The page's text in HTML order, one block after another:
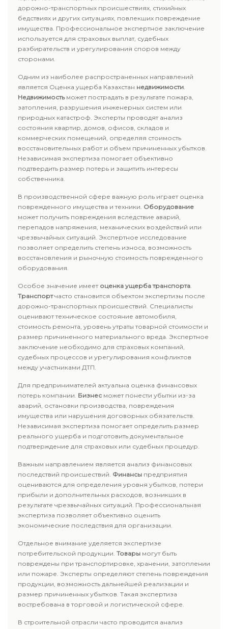
дорожно-транспортных происшествиях, стихийных
бедствиях и других ситуациях, повлекших повреждение
имущества. Профессиональное экспертное заключение
используется для страховых выплат, судебных
разбирательств и урегулирования споров между
сторонами.
Одним из наиболее распространенных направлений
является Оценка ущерба Казахстан недвижимости.
Недвижимостьможет пострадать в результате пожара,
затопления, разрушения инженерных систем или
природных катастроф. Эксперты проводят анализ
состояния квартир, домов, офисов, складов и
коммерческих помещений, определяя стоимость
восстановительных работ и объем причиненных убытков.
Независимая экспертиза помогает объективно
подтвердить размер потерь и защитить интересы
собственника.
В производственной сфере важную роль играет оценка
поврежденного имущества и техники. Оборудование
может получить повреждения вследствие аварий,
перепадов напряжения, механических воздействий или
чрезвычайных ситуаций. Экспертное исследование
позволяет определить степень износа, возможность
восстановления и рыночную стоимость поврежденного
оборудования.
Особое значение имеет оценка ущерба транспорта.
Транспортчасто становится объектом экспертизы после
дорожно-транспортных происшествий. Специалисты
оценивают техническое состояние автомобиля,
стоимость ремонта, уровень утраты товарной стоимости и
размер причиненного материального вреда. Экспертное
заключение необходимо для страховых компаний,
судебных процессов и урегулирования конфликтов
между участниками ДТП.
Для предпринимателей актуальна оценка финансовых
потерь компании. Бизнес может понести убытки из-за
аварий, остановки производства, повреждения
имущества или нарушения договорных обязательств.
Независимая экспертиза помогает определить размер
реального ущерба и подготовить документальное
подтверждение для страховых или судебных процедур.
Важным направлением является анализ финансовых
последствий происшествий. Финансы предприятия
оцениваются для определения уровня убытков, потери
прибыли и дополнительных расходов, возникших в
результате чрезвычайных ситуаций. Профессиональная
экспертиза позволяет объективно оценить
экономические последствия для организации.
Отдельное внимание уделяется экспертизе
потребительской продукции. Товары могут быть
повреждены при транспортировке, хранении, затоплении
или пожаре. Эксперты определяют степень повреждения
продукции, возможность дальнейшей реализации и
размер причиненных убытков. Такая экспертиза
востребована в торговой и логистической сфере.
В строительной отрасли часто проводится анализ